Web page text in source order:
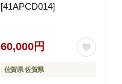
[41APCD014]
60,000円
佐賀県 佐賀県